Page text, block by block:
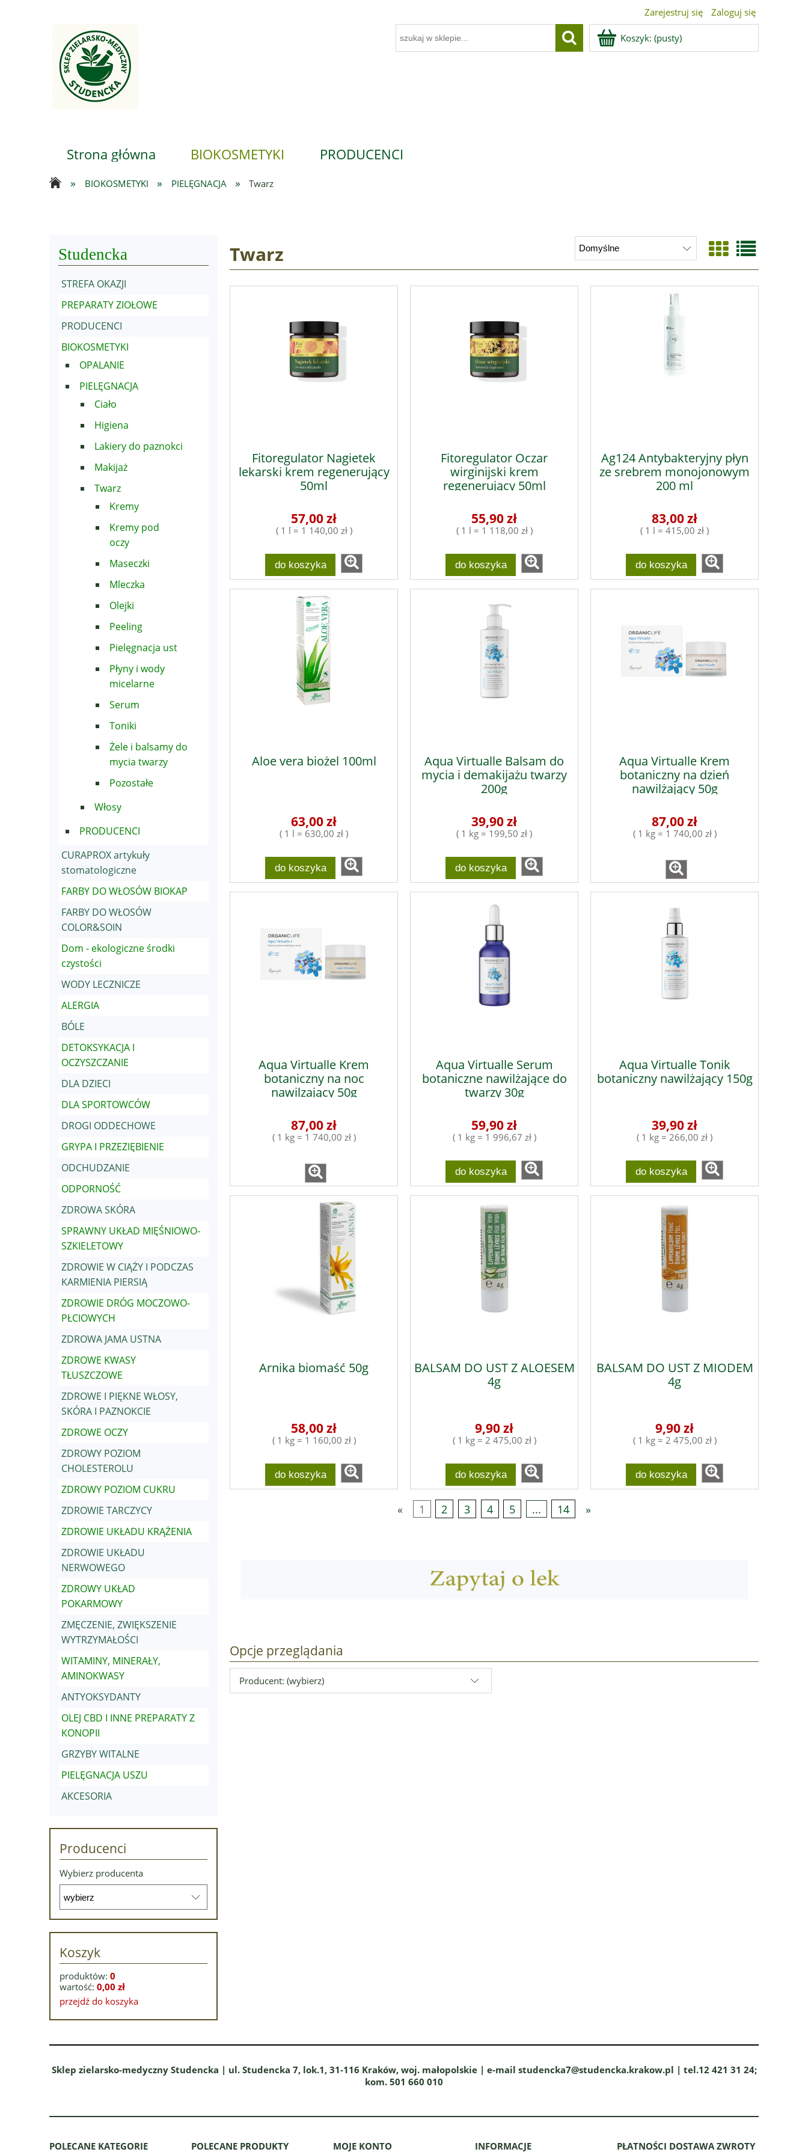
Zarejestruj się Zaloguj się
Koszyk: (pusty)
Strona główna BIOKOSMETYKI PRODUCENCI
» BIOKOSMETYKI » PIELĘGNACJA » Twarz
Studencka
STREFA OKAZJI
PREPARATY ZIOŁOWE
PRODUCENCI
BIOKOSMETYKI
OPALANIE
PIELĘGNACJA
Ciało
Higiena
Lakiery do paznokci
Makijaż
Twarz
Kremy
Kremy pod
oczy
Maseczki
Mleczka
Olejki
Peeling
Pielęgnacja ust
Płyny i wody
micelarne
Serum
Toniki
Żele i balsamy do
mycia twarzy
Pozostałe
Włosy
PRODUCENCI
CURAPROX artykuły
stomatologiczne
FARBY DO WŁOSÓW BIOKAP
FARBY DO WŁOSÓW
COLOR&SOIN
Dom - ekologiczne środki
czystości
WODY LECZNICZE
ALERGIA
BÓLE
DETOKSYKACJA I
OCZYSZCZANIE
DLA DZIECI
DLA SPORTOWCÓW
DROGI ODDECHOWE
GRYPA I PRZEZIĘBIENIE
ODCHUDZANIE
ODPORNOŚĆ
ZDROWA SKÓRA
SPRAWNY UKŁAD MIĘŚNIOWO-
SZKIELETOWY
ZDROWIE W CIĄŻY I PODCZAS
KARMIENIA PIERSIĄ
ZDROWIE DRÓG MOCZOWO-
PŁCIOWYCH
ZDROWA JAMA USTNA
ZDROWE KWASY
TŁUSZCZOWE
ZDROWE I PIĘKNE WŁOSY,
SKÓRA I PAZNOKCIE
ZDROWE OCZY
ZDROWY POZIOM
CHOLESTEROLU
ZDROWY POZIOM CUKRU
ZDROWIE TARCZYCY
ZDROWIE UKŁADU KRĄŻENIA
ZDROWIE UKŁADU
NERWOWEGO
ZDROWY UKŁAD
POKARMOWY
ZMĘCZENIE, ZWIĘKSZENIE
WYTRZYMAŁOŚCI
WITAMINY, MINERAŁY,
AMINOKWASY
ANTYOKSYDANTY
OLEJ CBD I INNE PREPARATY Z
KONOPII
GRZYBY WITALNE
PIELĘGNACJA USZU
AKCESORIA
Producenci
Wybierz producenta
Koszyk
produktów: 0
wartość: 0,00 zł
przejdź do koszyka
Twarz
Fitoregulator Nagietek
lekarski krem regenerujący
50ml
57,00 zł
( 1 l = 1 140,00 zł )
do koszyka
Fitoregulator Oczar
wirginijski krem
regenerujący 50ml
55,90 zł
( 1 l = 1 118,00 zł )
do koszyka
Ag124 Antybakteryjny płyn
ze srebrem monojonowym
200 ml
83,00 zł
( 1 l = 415,00 zł )
do koszyka
Aloe vera biożel 100ml
63,00 zł
( 1 l = 630,00 zł )
do koszyka
Aqua Virtualle Balsam do
mycia i demakijażu twarzy
200g
39,90 zł
( 1 kg = 199,50 zł )
do koszyka
Aqua Virtualle Krem
botaniczny na dzień
nawilżający 50g
87,00 zł
( 1 kg = 1 740,00 zł )
Aqua Virtualle Krem
botaniczny na noc
nawilzający 50g
87,00 zł
( 1 kg = 1 740,00 zł )
Aqua Virtualle Serum
botaniczne nawilżające do
twarzy 30g
59,90 zł
( 1 kg = 1 996,67 zł )
do koszyka
Aqua Virtualle Tonik
botaniczny nawilżający 150g
39,90 zł
( 1 kg = 266,00 zł )
do koszyka
Arnika biomaść 50g
58,00 zł
( 1 kg = 1 160,00 zł )
do koszyka
BALSAM DO UST Z ALOESEM
4g
9,90 zł
( 1 kg = 2 475,00 zł )
do koszyka
BALSAM DO UST Z MIODEM
4g
9,90 zł
( 1 kg = 2 475,00 zł )
do koszyka
« 1 2 3 4 5 ... 14 »
Opcje przeglądania
Producent: (wybierz)
Sklep zielarsko-medyczny Studencka | ul. Studencka 7, lok.1, 31-116 Kraków, woj. małopolskie | e-mail studencka7@studencka.krakow.pl | tel.12 421 31 24;
kom. 501 660 010
POLECANE KATEGORIE POLECANE PRODUKTY MOJE KONTO INFORMACJE PŁATNOŚCI DOSTAWA ZWROTY